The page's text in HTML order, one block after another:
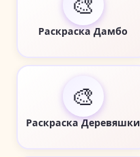
Раскраска Дамбо
🎨
Раскраска Деревяшки